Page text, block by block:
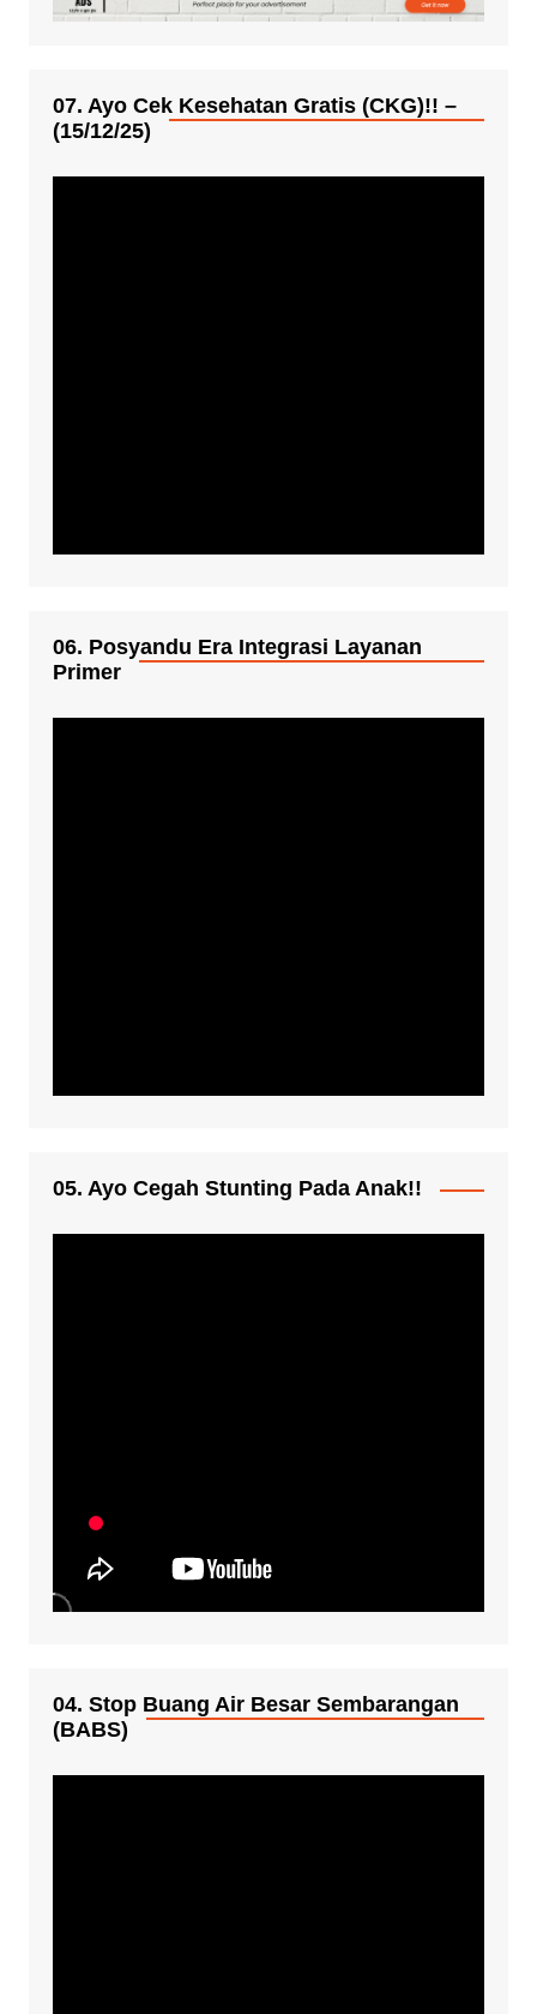
07. Ayo Cek Kesehatan Gratis (CKG)!! –
(15/12/25)
06. Posyandu Era Integrasi Layanan
Primer
05. Ayo Cegah Stunting Pada Anak!!
04. Stop Buang Air Besar Sembarangan
(BABS)